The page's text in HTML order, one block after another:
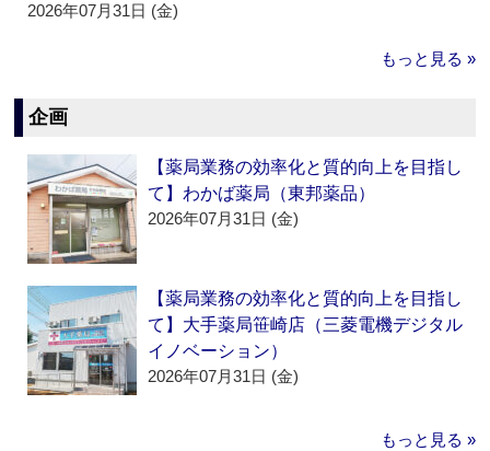
2026年07月31日 (金)
もっと見る »
企画
【薬局業務の効率化と質的向上を目指し
て】わかば薬局（東邦薬品）
2026年07月31日 (金)
【薬局業務の効率化と質的向上を目指し
て】大手薬局笹崎店（三菱電機デジタル
イノベーション）
2026年07月31日 (金)
もっと見る »